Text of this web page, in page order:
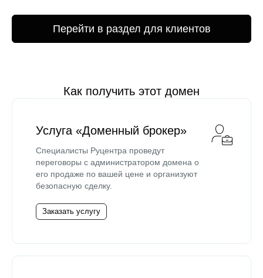
Перейти в раздел для клиентов
Как получить этот домен
Услуга «Доменный брокер»
Специалисты Руцентра проведут
переговоры с администратором домена о
его продаже по вашей цене и организуют
безопасную сделку.
Заказать услугу